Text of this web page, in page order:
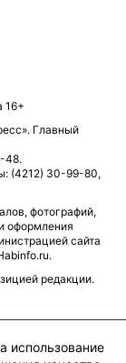
16+
Главный
48.
(4212) 30-99-80,
фотографий,
оформления
сайта
редакции.
использование